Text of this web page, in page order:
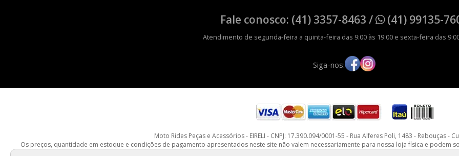
Fale conosco: (41) 3357-8463 / (41) 99135-
Atendimento de segunda-feira a quinta-feira das 9:00 às 19:00 e sexta-feira das
Siga-nos:
Moto Rides Peças e Acessórios - EIRELI - CNPJ: 17.390.094/0001-55 - Rua Alferes Poli, 1483 - Rebouças -
Os preços, quantidade em estoque e condições de pagamento apresentados neste site não valem necessariamente para nossa loja física e podem